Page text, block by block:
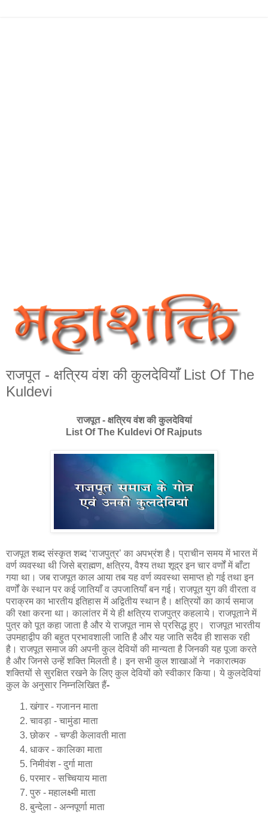
राजपूत - क्षत्रिय वंश की कुलदेवियाँ List Of The
Kuldevi
राजपूत - क्षत्रिय वंश की कुलदेवियां
List Of The Kuldevi Of Rajputs
राजपूत शब्द संस्कृत शब्द ‘राजपुत्र’ का अपभ्रंश है। प्राचीन समय में भारत में
वर्ण व्यवस्था थी जिसे ब्राह्मण, क्षत्रिय, वैश्य तथा शूद्र इन चार वर्णों में बाँटा
गया था। जब राजपूत काल आया तब यह वर्ण व्यवस्था समाप्त हो गई तथा इन
वर्णों के स्थान पर कई जातियाँ व उपजातियाँ बन गई। राजपूत युग की वीरता व
पराक्रम का भारतीय इतिहास में अद्वितीय स्थान है। क्षत्रियों का कार्य समाज
की रक्षा करना था। कालांतर में ये ही क्षत्रिय राजपुत्र कहलाये। राजपूताने में
पुत्र को पूत कहा जाता है और ये राजपूत नाम से प्रसिद्ध हुए। राजपूत भारतीय
उपमहाद्वीप की बहुत प्रभावशाली जाति है और यह जाति सदैव ही शासक रही
है। राजपूत समाज की अपनी कुल देवियों की मान्यता है जिनकी यह पूजा करते
है और जिनसे उन्हें शक्ति मिलती है। इन सभी कुल शाखाओं ने नकारात्मक
शक्तियों से सुरक्षित रखने के लिए कुल देवियों को स्वीकार किया। ये कुलदेवियां
कुल के अनुसार निम्नलिखित हैं-
खंगार - गजानन माता
चावड़ा - चामुंडा माता
छोकर - चण्डी केलावती माता
धाकर - कालिका माता
निमीवंश - दुर्गा माता
परमार - सच्चियाय माता
पुरु - महालक्ष्मी माता
बुन्देला - अन्नपूर्णा माता